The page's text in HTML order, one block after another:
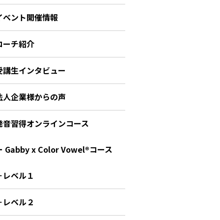
ベント開催情報
ーチ紹介
講生インタビュー
人企業様からの声
音習得オンラインコース
Gabby x Color Vowel®︎コース
レベル１
レベル２